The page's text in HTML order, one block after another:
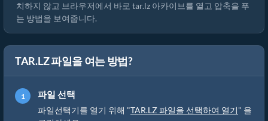
치하지 않고 브라우저에서 바로 tar.lz 아카이브를 열고 압축을 푸
는 방법을 보여줍니다.
TAR.LZ 파일을 여는 방법?
파일 선택
파일선택기를 열기 위해 "TAR.LZ 파일을 선택하여 열기" 을